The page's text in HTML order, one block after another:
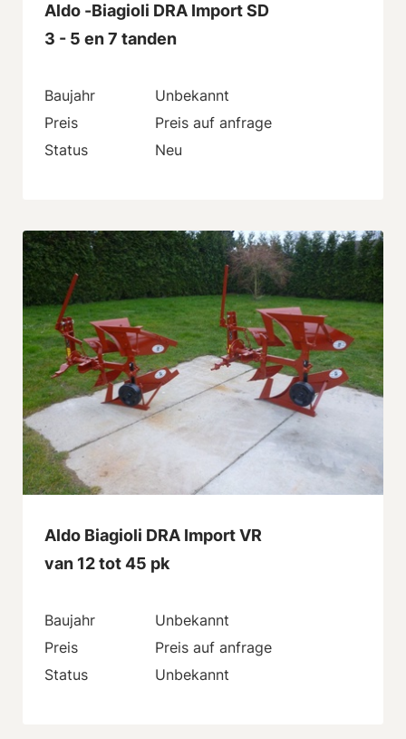
Aldo -Biagioli DRA Import SD
3 - 5 en 7 tanden
Baujahr
Unbekannt
Preis
Preis auf anfrage
Status
Neu
Aldo Biagioli DRA Import VR
van 12 tot 45 pk
Baujahr
Unbekannt
Preis
Preis auf anfrage
Status
Unbekannt